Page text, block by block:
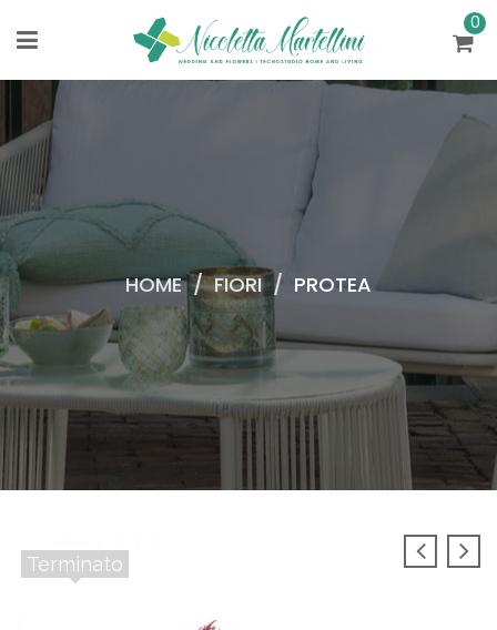
0
HOME / FIORI / PROTEA
Terminato